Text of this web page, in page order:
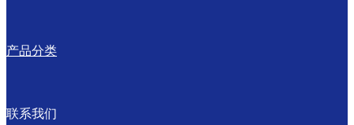
产品分类
联系我们